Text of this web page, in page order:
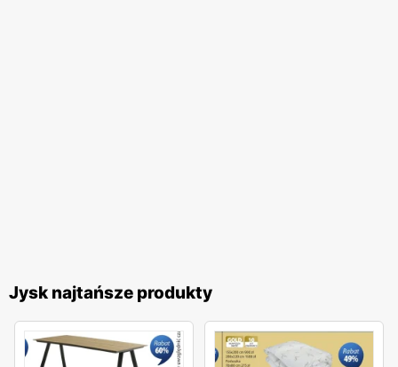
Jysk najtańsze produkty